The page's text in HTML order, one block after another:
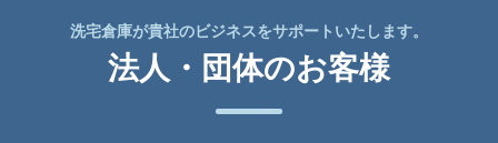
洗宅倉庫が貴社のビジネスをサポートいたします。
法人・団体のお客様